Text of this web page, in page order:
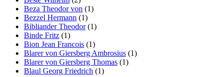
Beza Theodor von (1)
Bezzel Hermann (1)
Bibliander Theodor(1)
Binde Fritz (1)
Bion Jean Francois (1)
Blarer von Giersberg Ambrosius (1)
Blarer von Giersberg Thomas (1)
Blaul Georg Friedrich (1)